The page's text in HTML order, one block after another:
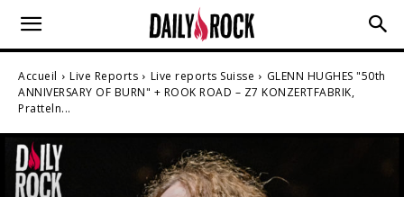
Accueil Live Reports Live reports Suisse
GLENN HUGHES "50th
ANNIVERSARY OF BURN" + ROOK ROAD – Z7 KONZERTFABRIK,
Pratteln...